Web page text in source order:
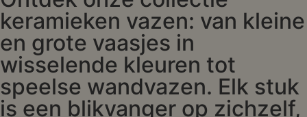
keramieken vazen: van kleine
en grote vaasjes in
wisselende kleuren tot
speelse wandvazen. Elk stuk
is een blikvanger op zichzelf,